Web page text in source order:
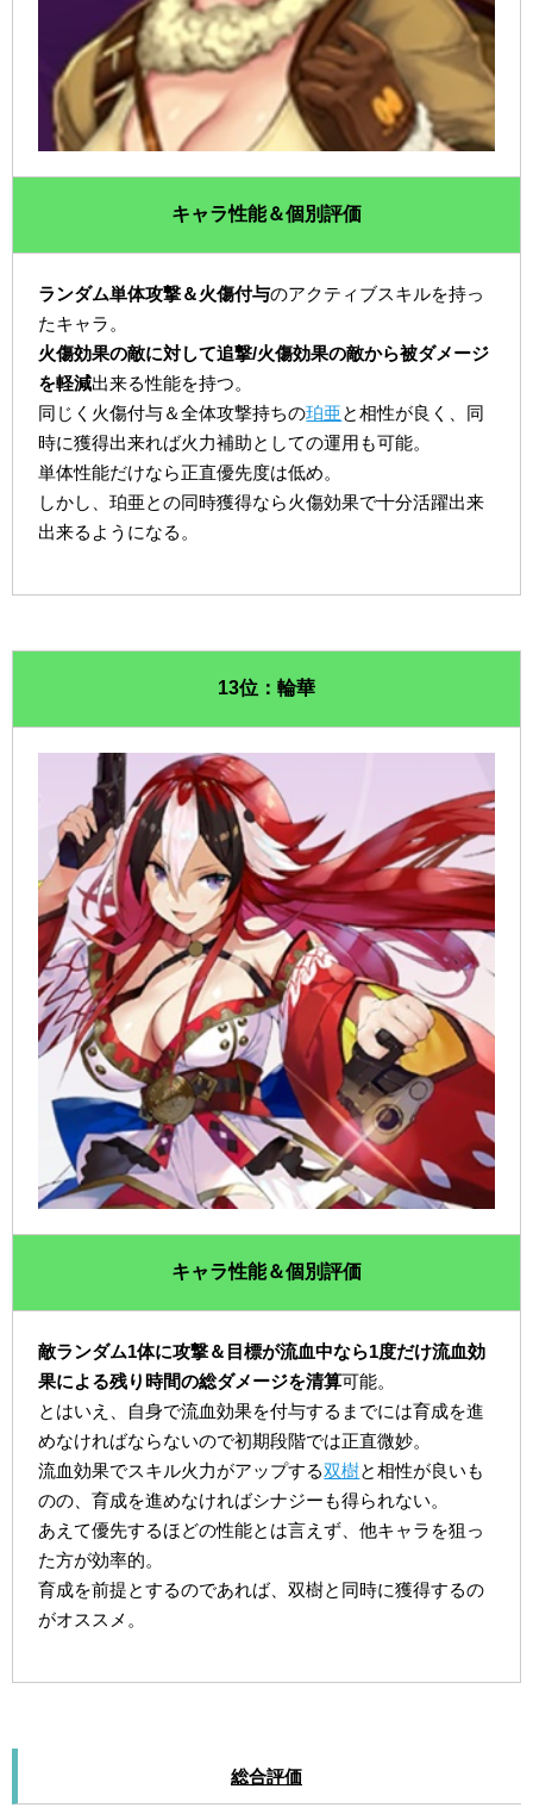
キャラ性能＆個別評価
ランダム単体攻撃＆火傷付与のアクティブスキルを持っ
たキャラ。
火傷効果の敵に対して追撃/火傷効果の敵から被ダメージ
を軽減出来る性能を持つ。
同じく火傷付与＆全体攻撃持ちの珀亜と相性が良く、同
時に獲得出来れば火力補助としての運用も可能。
単体性能だけなら正直優先度は低め。
しかし、珀亜との同時獲得なら火傷効果で十分活躍出来
出来るようになる。
13位：輪華
キャラ性能＆個別評価
敵ランダム1体に攻撃＆目標が流血中なら1度だけ流血効
果による残り時間の総ダメージを清算可能。
とはいえ、自身で流血効果を付与するまでには育成を進
めなければならないので初期段階では正直微妙。
流血効果でスキル火力がアップする双樹と相性が良いも
のの、育成を進めなければシナジーも得られない。
あえて優先するほどの性能とは言えず、他キャラを狙っ
た方が効率的。
育成を前提とするのであれば、双樹と同時に獲得するの
がオススメ。
総合評価